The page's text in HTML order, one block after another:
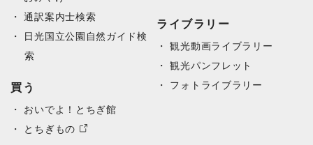
通訳案内士検索
日光国立公園自然ガイド検
索
買う
おいでよ！とちぎ館
とちぎもの
ライブラリー
観光動画ライブラリー
観光パンフレット
フォトライブラリー